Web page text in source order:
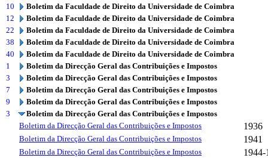
10
Boletim da Faculdade de Direito da Universidade de Coimbra
12
Boletim da Faculdade de Direito da Universidade de Coimbra
22
Boletim da Faculdade de Direito da Universidade de Coimbra
38
Boletim da Faculdade de Direito da Universidade de Coimbra
40
Boletim da Faculdade de Direito da Universidade de Coimbra
1
Boletim da Direcção Geral das Contribuições e Impostos
3
Boletim da Direcção Geral das Contribuições e Impostos
7
Boletim da Direcção Geral das Contribuições e Impostos
9
Boletim da Direcção Geral das Contribuições e Impostos
3
Boletim da Direcção Geral das Contribuições e Impostos
Boletim da Direcção Geral das Contribuições e Impostos
1936
Boletim da Direcção Geral das Contribuições e Impostos 1941
Boletim da Direcção Geral das Contribuições e Impostos 1944-